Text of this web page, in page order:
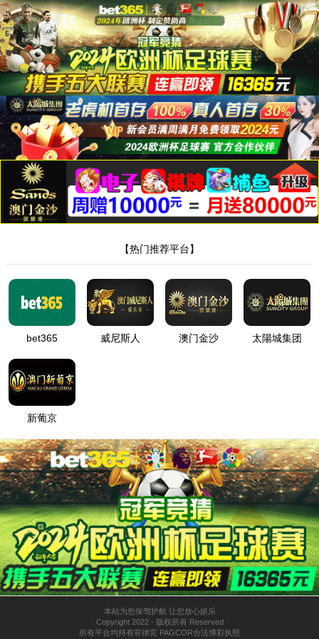
世界杯官网
����������
404 - �Ҳ����ļ���Ŀ¼��